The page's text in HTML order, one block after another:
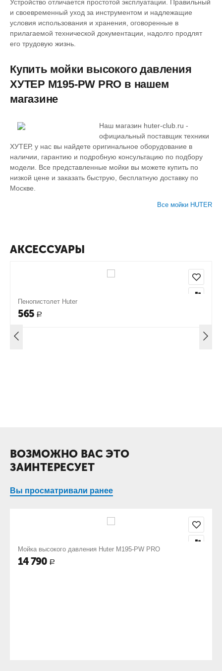
Устройство отличается простотой эксплуатации. Правильный
и своевременный уход за инструментом и надлежащие
условия использования и хранения, оговоренные в
прилагаемой технической документации, надолго продлят
его трудовую жизнь.
Купить мойки высокого давления
ХУТЕР M195-PW PRO в нашем
магазине
Наш магазин huter-club.ru -
официальный поставщик техники
ХУТЕР, у нас вы найдете оригинальное оборудование в
наличии, гарантию и подробную консультацию по подбору
модели. Все представленные мойки вы можете купить по
низкой цене и заказать быструю, бесплатную доставку по
Москве.
Все мойки HUTER
АКСЕССУАРЫ
Пенопистолет Huter
565 Р
ВОЗМОЖНО ВАС ЭТО
ЗАИНТЕРЕСУЕТ
Вы просматривали ранее
Мойка высокого давления Huter M195-PW PRO
14 790 Р